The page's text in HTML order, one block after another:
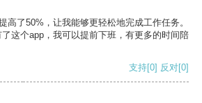
高了50%，让我能够更轻松地完成工作任务。
这个app，我可以提前下班，有更多的时间陪
支持[0] 反对[0]